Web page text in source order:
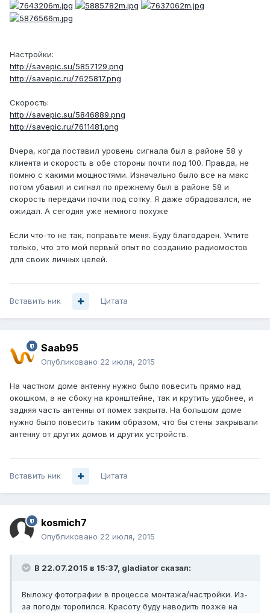
Настройки:
http://savepic.su/5857129.png
http://savepic.ru/7625817.png
Скорость:
http://savepic.su/5846889.png
http://savepic.ru/7611481.png
Вчера, когда поставил уровень сигнала был в районе 58 у
клиента и скорость в обе стороны почти под 100. Правда, не
помню с какими мощностями. Изначально было все на макс
потом убавил и сигнал по прежнему был в районе 58 и
скорость передачи почти под сотку. Я даже обрадовался, не
ожидал. А сегодня уже немного похуже
Если что-то не так, поправьте меня. Буду благодарен. Учтите
только, что это мой первый опыт по созданию радиомостов
для своих личных целей.
Вставить ник Цитата
Saab95
Опубликовано 22 июля, 2015
На частном доме антенну нужно было повесить прямо над
окошком, а не сбоку на кронштейне, так и крутить удобнее, и
задняя часть антенны от помех закрыта. На большом доме
нужно было повесить таким образом, что бы стены закрывали
антенну от других домов и других устройств.
Вставить ник Цитата
kosmich7
Опубликовано 22 июля, 2015
В 22.07.2015 в 15:37, gladiator сказал:
Выложу фотографии в процессе монтажа/настройки. Из-
за погоды торопился. Красоту буду наводить позже на